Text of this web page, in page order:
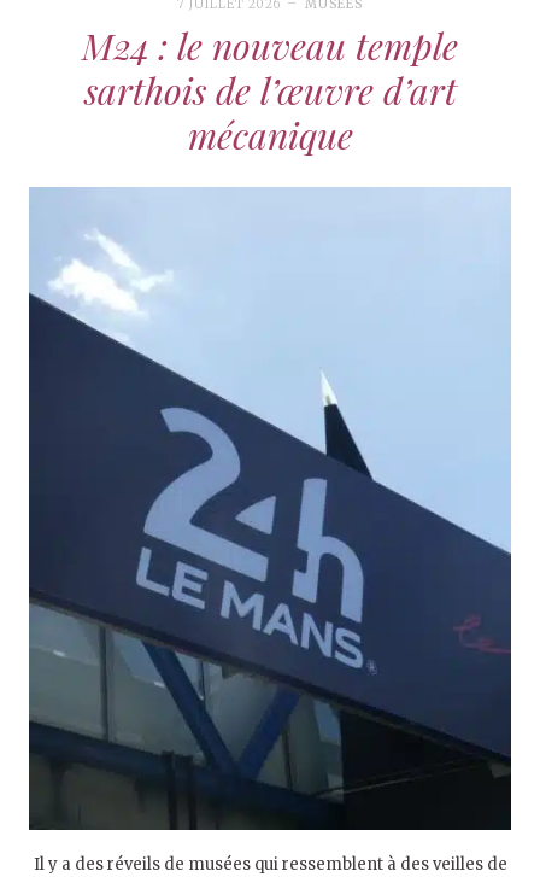
7 JUILLET 2026 MUSÉES
M24 : le nouveau temple
sarthois de l’œuvre d’art
mécanique
Il y a des réveils de musées qui ressemblent à des veilles de